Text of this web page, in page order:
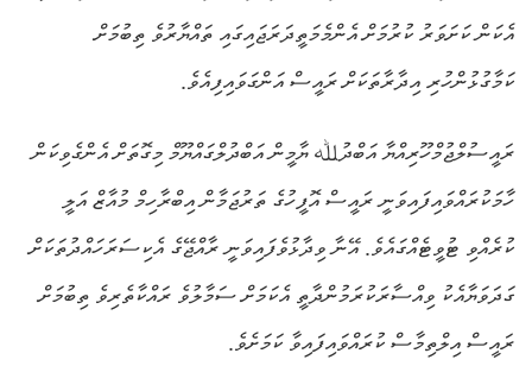
އެކަން ކަށަވަރު ކުރުމަށް އެންމެމަތީދަރަޖައިގައި ތައްޔާރުވެ ތިބުމަށް
ކަމާގުޅުންހުރި އިދާރާތަކަށް ރައީސް އަންގަވައިފިއެވެ.
ރައީސުލްޖުމްހޫރިއްޔާ އަބްދުﷲ ޔާމީން އަބްދުލްގައްޔޫމް މިގޮތަށް އެންގެވިކަން
ހާމަކުރައްވައިފައިވަނީ ރައީސް އޮފީހުގެ ތަރުޖަމާން އިބްރާހިމް މުއާޒް އަލީ
ކުރެއްވި ޓުވީޓެއްގައެވެ. އޭނާ ވިދާޅުވެފައިވަނީ ރާއްޖޭގެ އެކިސަރަހައްދުތަކަށް
ގަދަވަޔާއެކު ވިއްސާރަކުރަމުންދާތީ އެކަމަށް ސަމާލުވެ ރައްކާތެރިވެ ތިބުމަށް
ރައީސް އިލްތިމާސް ކުރައްވައިފައިވާ ކަމަށެވެ.